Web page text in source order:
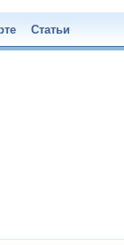
Статьи